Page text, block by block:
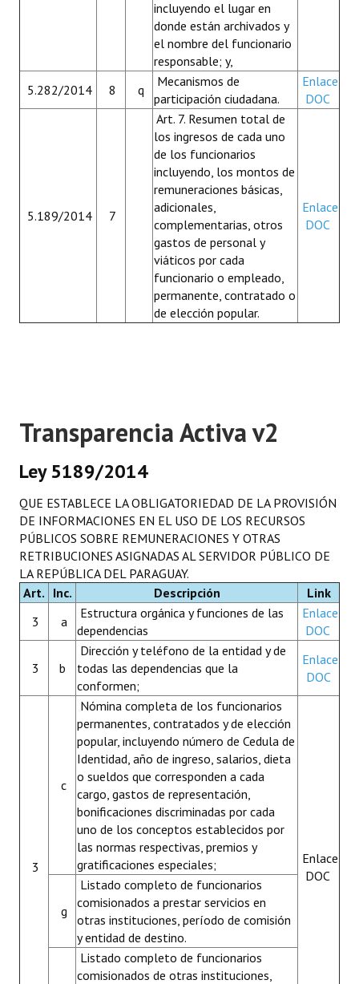
incluyendo el lugar en
donde están archivados y
el nombre del funcionario
responsable; y,
5.282/2014
8 q
Mecanismos de
participación ciudadana.
Enlace
DOC
5.189/2014 7
Art. 7. Resumen total de
los ingresos de cada uno
de los funcionarios
incluyendo, los montos de
remuneraciones básicas,
adicionales,
complementarias, otros
gastos de personal y
viáticos por cada
funcionario o empleado,
permanente, contratado o
de elección popular.
Enlace
DOC
Transparencia Activa v2
Ley 5189/2014
QUE ESTABLECE LA OBLIGATORIEDAD DE LA PROVISIÓN
DE INFORMACIONES EN EL USO DE LOS RECURSOS
PÚBLICOS SOBRE REMUNERACIONES Y OTRAS
RETRIBUCIONES ASIGNADAS AL SERVIDOR PÚBLICO DE
LA REPÚBLICA DEL PARAGUAY.
Art. Inc. Descripción
Link
3
a
Estructura orgánica y funciones de las
dependencias
Enlace
DOC
3 b
Dirección y teléfono de la entidad y de
todas las dependencias que la
conformen;
Enlace
DOC
3
c
Nómina completa de los funcionarios
permanentes, contratados y de elección
popular, incluyendo número de Cedula de
Identidad, año de ingreso, salarios, dieta
o sueldos que corresponden a cada
cargo, gastos de representación,
bonificaciones discriminadas por cada
uno de los conceptos establecidos por
las normas respectivas, premios y
gratificaciones especiales;
Enlace
DOC
g
Listado completo de funcionarios
comisionados a prestar servicios en
otras instituciones, período de comisión
y entidad de destino.
Listado completo de funcionarios
comisionados de otras instituciones,